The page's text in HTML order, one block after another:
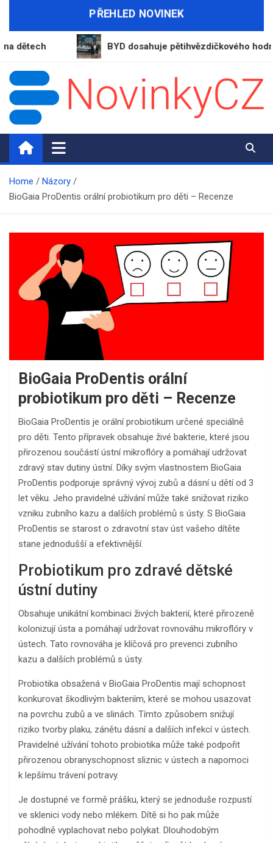
PŘEHLED NOVINEK
BYD dosahuje pětihvězdičkového hodnocení
NovinkyCZ.cz
Magazín novinek a informací
Home
Názory
BioGaia ProDentis orální probiotikum pro děti – Recenze
BioGaia ProDentis orální
probiotikum pro děti – Recenze
BioGaia ProDentis je orální probiotikum určené speciálně
pro děti. Tento přípravek obsahuje živé bakterie, které jsou
přirozenou součástí ústní mikroflóry a pomáhají udržovat
zdravý stav dutiny ústní. Díky svým vlastnostem BioGaia
ProDentis podporuje správný vývoj zubů a dásní u dětí od 3
let věku. Jeho pravidelné užívání může také snižovat riziko
vzniku zubního kazu a dalších problémů s ústy. S BioGaia
ProDentis se starost o zdravotní stav úst vašeho dítěte
stane jednodušší a efektivnější.
Probiotikum pro zdravé dětské
ústní dutiny
Obsahuje unikátní kombinaci živých bakterií, které přirozeně
kolonizují ústa a pomáhají udržovat rovnováhu mikroflóry v
ústech. Tato rovnováha je klíčová pro prevenci zubního
kazu a dalších problémů s ústy.
Probiotika obsažená v BioGaia ProDentis mají schopnost
konkurovat škodlivým bakteriím, které se mohou usazovat
na povrchu zubů a ve slinách. Tímto způsobem snižují
riziko tvorby plaku, zánětu dásní a dalších infekcí v ústech.
Pravidelné užívání tohoto probiotika může také podpořit
přirozenou obranyschopnost sliznic v ústech a napomoci
k lepšímu trávení potravy.
Je dostupné ve formě prášku, který se jednoduše rozpustí
ve sklenici vody nebo mlékem. Dítě si ho pak může
pohodlně vyplachovat nebo polykat. Dlouhodobým